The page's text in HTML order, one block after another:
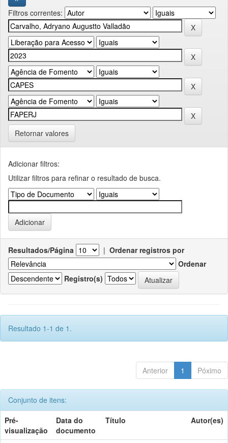
Filtros correntes:
Retornar valores
Adicionar filtros:
Utilizar filtros para refinar o resultado de busca.
Resultados/Página | Ordenar registros por
Ordenar
Registro(s)
Resultado 1-1 de 1.
Anterior 1 Póximo
Conjunto de itens:
Pré-
visualização
Data do
documento
Título Autor(es)